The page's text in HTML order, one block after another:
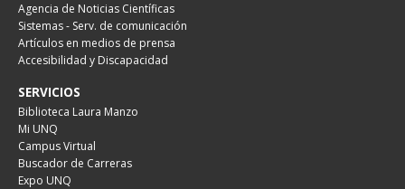
Agencia de Noticias Científicas
Sistemas - Serv. de comunicación
Artículos en medios de prensa
Accesibilidad y Discapacidad
SERVICIOS
Biblioteca Laura Manzo
Mi UNQ
Campus Virtual
Buscador de Carreras
Expo UNQ